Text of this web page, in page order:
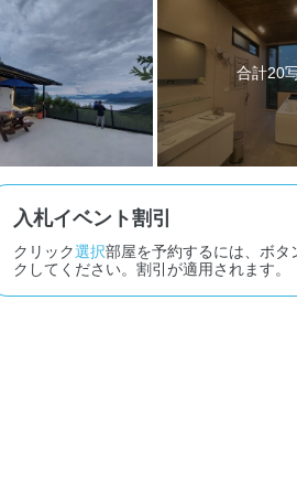
合計20
入札イベント割引
クリック選択部屋を予約するには、ボタ
クしてください。割引が適用されます。